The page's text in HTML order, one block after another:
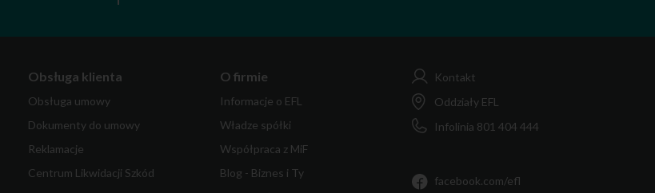
Obsługa klienta
Obsługa umowy
Dokumenty do umowy
Reklamacje
Centrum Likwidacji Szkód
O firmie
Informacje o EFL
Władze spółki
Współpraca z MiF
Blog - Biznes i Ty
Kontakt
Oddziały EFL
Infolinia 801 404 444
facebook.com/efl